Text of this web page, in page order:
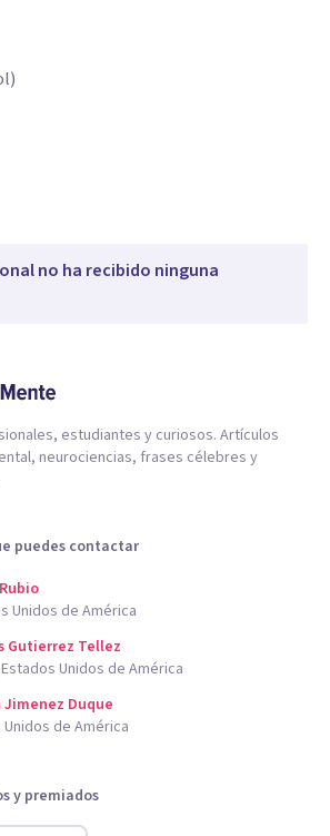
no ha recibido ninguna
estudiantes y curiosos. Artículos
neurociencias, frases célebres y
puedes contactar
Unidos de América
Gutierrez Tellez
Unidos de América
Duque
de América
y premiados